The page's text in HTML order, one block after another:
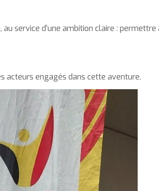
au service d’une ambition claire :
acteurs engagés dans cette aventure.